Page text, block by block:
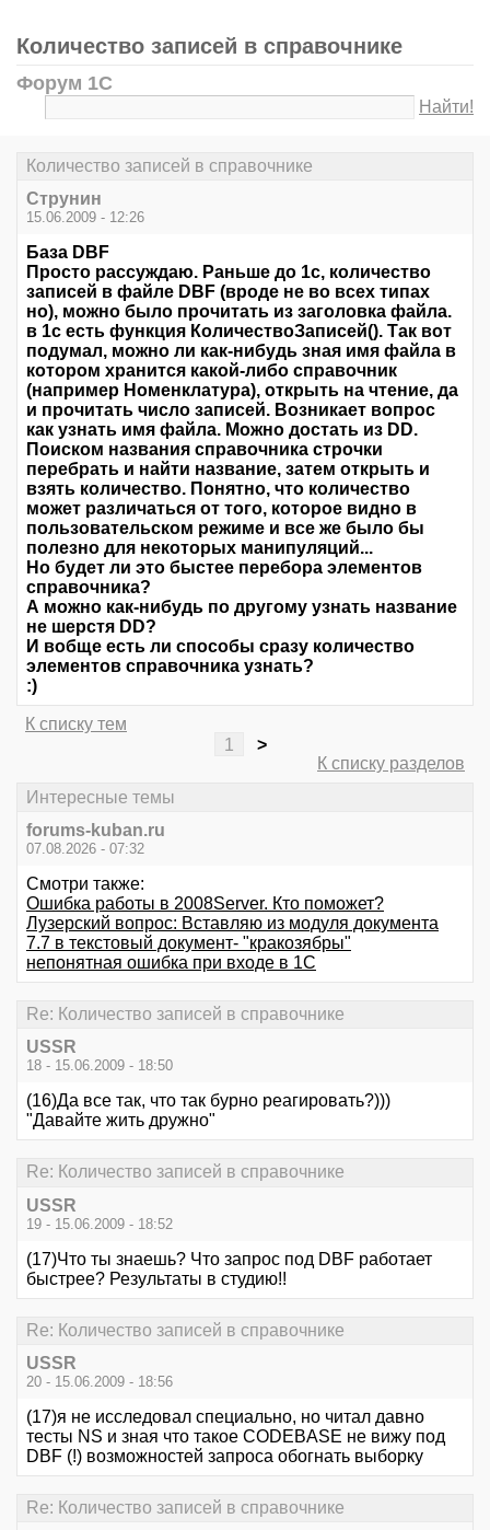
Количество записей в справочнике
Форум 1С
Найти!
Количество записей в справочнике
Струнин
15.06.2009 - 12:26
База DBF
Просто рассуждаю. Раньше до 1с, количество
записей в файле DBF (вроде не во всех типах
но), можно было прочитать из заголовка файла.
в 1с есть функция КоличествоЗаписей(). Так вот
подумал, можно ли как-нибудь зная имя файла в
котором хранится какой-либо справочник
(например Номенклатура), открыть на чтение, да
и прочитать число записей. Возникает вопрос
как узнать имя файла. Можно достать из DD.
Поиском названия справочника строчки
перебрать и найти название, затем открыть и
взять количество. Понятно, что количество
может различаться от того, которое видно в
пользовательском режиме и все же было бы
полезно для некоторых манипуляций...
Но будет ли это быстее перебора элементов
справочника?
А можно как-нибудь по другому узнать название
не шерстя DD?
И вобще есть ли способы сразу количество
элементов справочника узнать?
:)
К списку тем
1
>
К списку разделов
Интересные темы
forums-kuban.ru
07.08.2026 - 07:32
Смотри также:
Ошибка работы в 2008Server. Кто поможет?
Лузерский вопрос: Вставляю из модуля документа
7.7 в текстовый документ- "кракозябры"
непонятная ошибка при входе в 1С
Re: Количество записей в справочнике
USSR
18 - 15.06.2009 - 18:50
(16)Да все так, что так бурно реагировать?)))
"Давайте жить дружно"
Re: Количество записей в справочнике
USSR
19 - 15.06.2009 - 18:52
(17)Что ты знаешь? Что запрос под DBF работает
быстрее? Результаты в студию!!
Re: Количество записей в справочнике
USSR
20 - 15.06.2009 - 18:56
(17)я не исследовал специально, но читал давно
тесты NS и зная что такое CODEBASE не вижу под
DBF (!) возможностей запроса обогнать выборку
Re: Количество записей в справочнике